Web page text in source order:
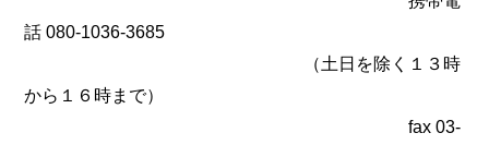
話 080-1036-3685
（土日を除く１３時
から１６時まで）
fax 03-